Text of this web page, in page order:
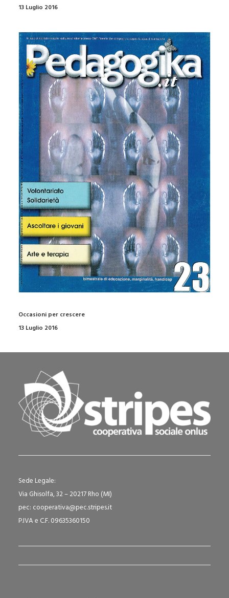
13 Luglio 2016
Occasioni per crescere
13 Luglio 2016
Sede Legale:
Via Ghisolfa, 32 – 20217 Rho (MI)
pec: cooperativa@pec.stripes.it
P.IVA e C.F. 09635360150